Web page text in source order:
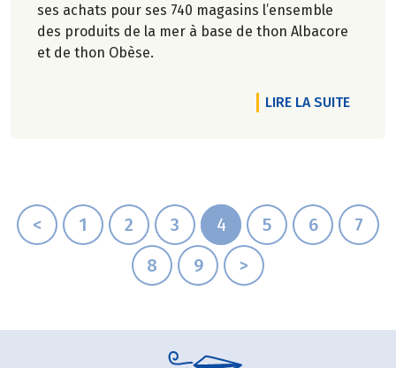
ses achats pour ses 740 magasins l’ensemble
des produits de la mer à base de thon Albacore
et de thon Obèse.
LIRE LA SUITEDE
< 1 2 3 4 5 6
7
8
9 >